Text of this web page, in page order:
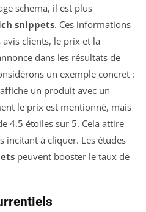
schema, il est plus
snippets. Ces informations
clients, le prix et la
dans les résultats de
un exemple concret :
un produit avec un
le prix est mentionné, mais
4.5 étoiles sur 5. Cela attire
incitant à cliquer. Les études
peuvent booster le taux de